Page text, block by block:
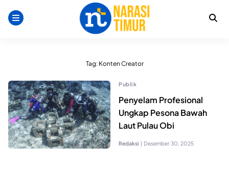
Tag: Konten Creator
Publik
Penyelam Profesional
Ungkap Pesona Bawah
Laut Pulau Obi
Redaksi | Desember 30, 2025